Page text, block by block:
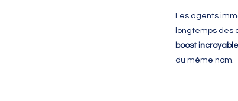
Les agents
longtemps des
boost
du même nom.